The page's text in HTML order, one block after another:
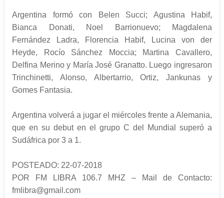
Argentina formó con Belen Succi; Agustina Habif,
Bianca Donati, Noel Barrionuevo; Magdalena
Fernández Ladra, Florencia Habif, Lucina von der
Heyde, Rocío Sánchez Moccia; Martina Cavallero,
Delfina Merino y María José Granatto. Luego ingresaron
Trinchinetti, Alonso, Albertarrio, Ortiz, Jankunas y
Gomes Fantasia.
Argentina volverá a jugar el miércoles frente a Alemania,
que en su debut en el grupo C del Mundial superó a
Sudáfrica por 3 a 1.
POSTEADO: 22-07-2018
POR FM LIBRA 106.7 MHZ – Mail de Contacto:
fmlibra@gmail.com